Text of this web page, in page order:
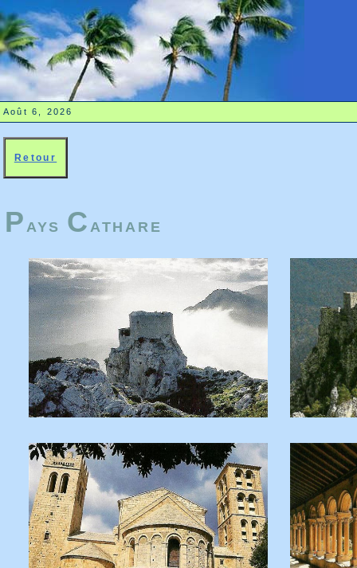
Août 6, 2026
Retour
P AYS C ATHARE